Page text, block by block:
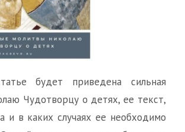
будет приведена сильная
Чудотворцу о детях, ее текст,
и в каких случаях ее необходимо